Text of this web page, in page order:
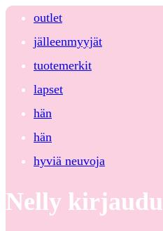
outlet
jälleenmyyjät
tuotemerkit
lapset
hän
hän
hyviä neuvoja
Nelly kirjaudu